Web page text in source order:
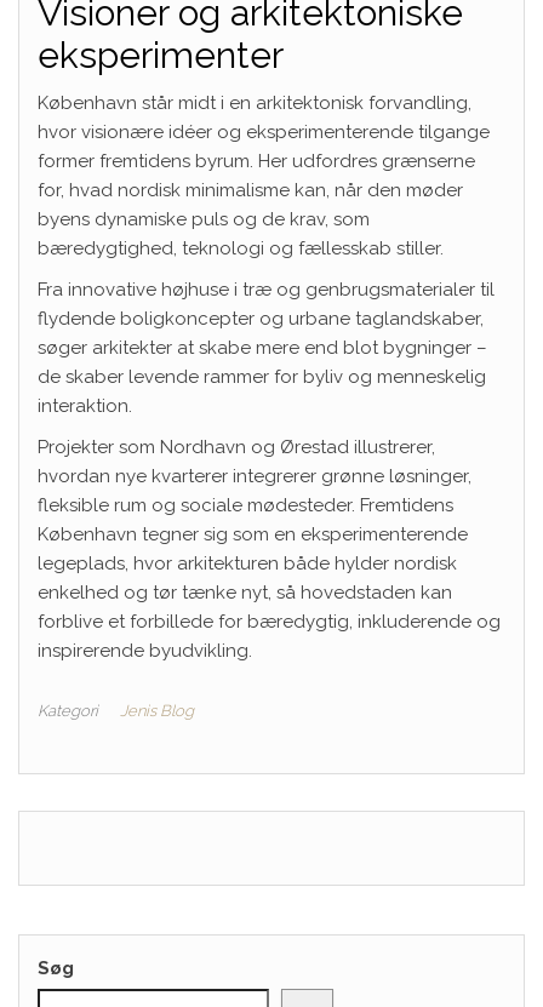
Visioner og arkitektoniske
eksperimenter
København står midt i en arkitektonisk forvandling,
hvor visionære idéer og eksperimenterende tilgange
former fremtidens byrum. Her udfordres grænserne
for, hvad nordisk minimalisme kan, når den møder
byens dynamiske puls og de krav, som
bæredygtighed, teknologi og fællesskab stiller.
Fra innovative højhuse i træ og genbrugsmaterialer til
flydende boligkoncepter og urbane taglandskaber,
søger arkitekter at skabe mere end blot bygninger –
de skaber levende rammer for byliv og menneskelig
interaktion.
Projekter som Nordhavn og Ørestad illustrerer,
hvordan nye kvarterer integrerer grønne løsninger,
fleksible rum og sociale mødesteder. Fremtidens
København tegner sig som en eksperimenterende
legeplads, hvor arkitekturen både hylder nordisk
enkelhed og tør tænke nyt, så hovedstaden kan
forblive et forbillede for bæredygtig, inkluderende og
inspirerende byudvikling.
Kategori Jenis Blog
Søg